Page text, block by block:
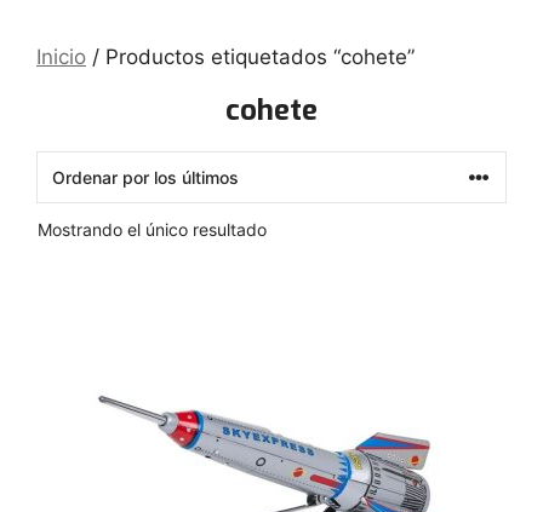
Inicio / Productos etiquetados “cohete”
cohete
Mostrando el único resultado